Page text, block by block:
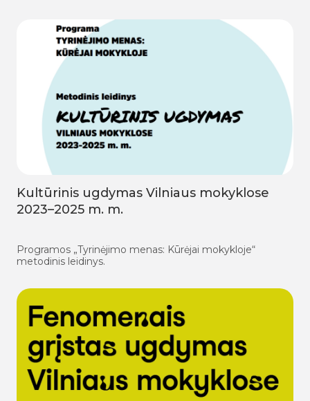
Kultūrinis ugdymas Vilniaus mokyklose
2023–2025 m. m.
Programos „Tyrinėjimo menas: Kūrėjai mokykloje“
metodinis leidinys.